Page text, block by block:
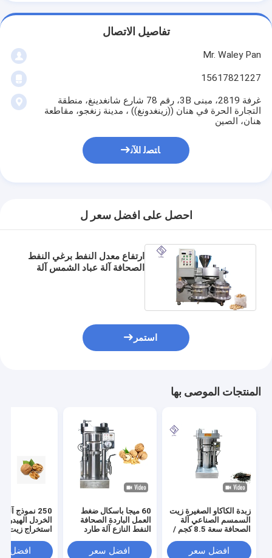
تفاصيل الاتصال
Mr. Waley Pan
15617821227
غرفة 2819، مبنى 3B، رقم 78 شارع شانغدينغ، منطقة
التجارة الحرة في هنان ((زينغدونغ)) ، مدينة زنغجو، مقاطعة
هنان، الصين
ﺎﺘﺼﻟ ﺍﻶﻧ
احصل على افضل سعر ل
ارتفاع معدل النفط برغي النفط
الصحافة آلة عباد الشمس آلة
استمر
المنتجات الموصى بها
زبدة الكاكاو الصغيرة زيت
السمسم الصناعي آلة
الصحافة سعة 8.5 كجم /
افضل سعر
60 ميجا باسكال ضغط
العمل الباردة الصحافة
النفط النازع آلة طارد
افضل سعر
250 نموذج
الخردل
استخراج زيت
افضل